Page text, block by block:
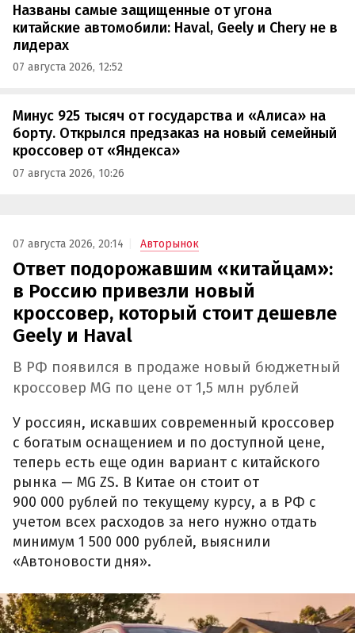
Названы самые защищенные от угона
китайские автомобили: Haval, Geely и Chery не в
лидерах
07 августа 2026, 12:52
Минус 925 тысяч от государства и «Алиса» на
борту. Открылся предзаказ на новый семейный
кроссовер от «Яндекса»
07 августа 2026, 10:26
07 августа 2026, 20:14 Авторынок
Ответ подорожавшим «китайцам»:
в Россию привезли новый
кроссовер, который стоит дешевле
Geely и Haval
В РФ появился в продаже новый бюджетный
кроссовер MG по цене от 1,5 млн рублей
У россиян, искавших современный кроссовер
с богатым оснащением и по доступной цене,
теперь есть еще один вариант с китайского
рынка — MG ZS. В Китае он стоит от
900 000 рублей по текущему курсу, а в РФ с
учетом всех расходов за него нужно отдать
минимум 1 500 000 рублей, выяснили
«Автоновости дня».